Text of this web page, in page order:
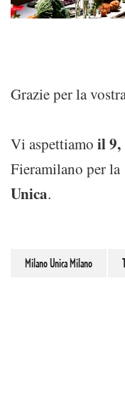
Grazie per la
Vi aspettiamo il 9,
Fieramilano per la
Unica.
Milano Unica Milano